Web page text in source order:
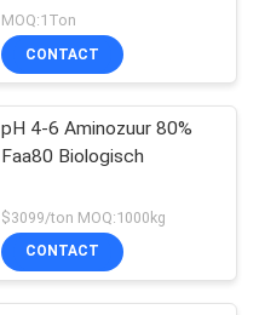
oplosbare Natuurlijke
Stikstof van het
Aminozuurpoeder
MOQ:1Ton
CONTACT
pH 4-6 Aminozuur 80%
Faa80 Biologisch
$3099/ton MOQ:1000kg
CONTACT